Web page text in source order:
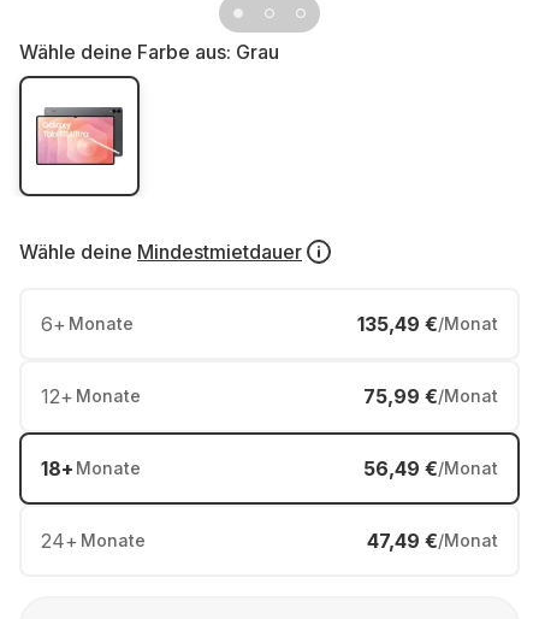
Wähle deine Farbe aus: Grau
Wähle deine Mindestmietdauer
6+ Monate 135,49 €/Monat
12+ Monate 75,99 €/Monat
18+ Monate 56,49 €/Monat
24+ Monate 47,49 €/Monat